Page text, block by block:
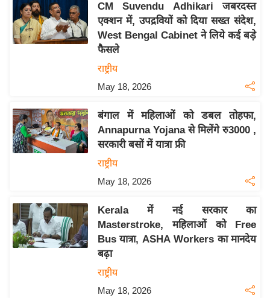
स
उ
द्यो
त
वि
शे
य
ब
ज
CM Suvendu Adhikari जबरदस्त
एक्शन में, उपद्रवियों को दिया सख्त संदेश,
West Bengal Cabinet ने लिये कई बड़े
फैसले
राष्ट्रीय
May 18, 2026
बंगाल में महिलाओं को डबल तोहफा,
Annapurna Yojana से मिलेंगे रु3000 ,
सरकारी बसों में यात्रा फ्री
राष्ट्रीय
May 18, 2026
Kerala में नई सरकार का
Masterstroke, महिलाओं को Free
Bus यात्रा, ASHA Workers का मानदेय
बढ़ा
राष्ट्रीय
May 18, 2026